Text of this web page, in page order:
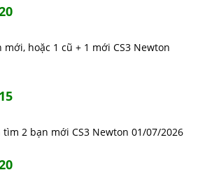
hoặc 1 cũ + 1 mới CS3 Newton
tìm 2 bạn mới CS3 Newton 01/07/2026